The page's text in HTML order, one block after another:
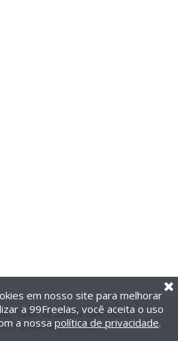
Todos os direitos reservados.
| Política de privacidade
em nosso site para melhorar
a 99Freelas, você aceita o uso
a nossa política de privacidade.